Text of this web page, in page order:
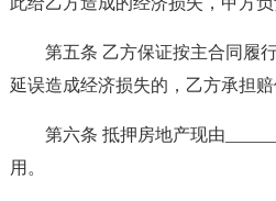
第五条 乙方保证按主合同履
延误造成经济损失的，乙方承担赔
第六条 抵押房地产现由
用。